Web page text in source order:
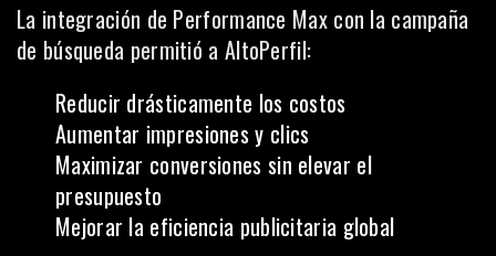
La integración de Performance Max con la campaña
de búsqueda permitió a AltoPerfil:
Reducir drásticamente los costos
Aumentar impresiones y clics
Maximizar conversiones sin elevar el
presupuesto
Mejorar la eficiencia publicitaria global